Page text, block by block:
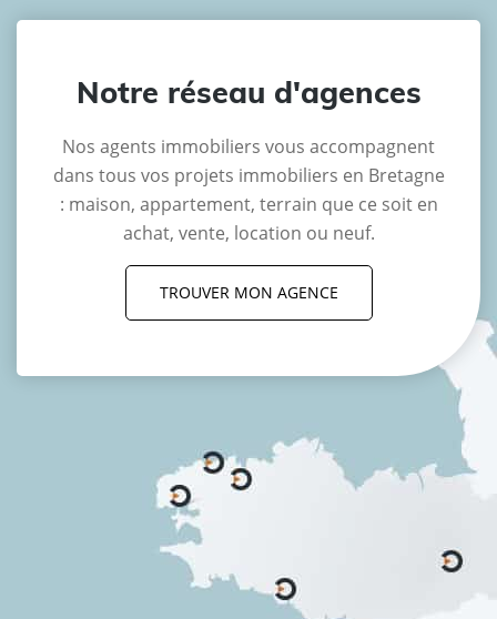
Notre réseau d'agences
Nos agents immobiliers vous accompagnent
dans tous vos projets immobiliers en Bretagne
: maison, appartement, terrain que ce soit en
achat, vente, location ou neuf.
TROUVER MON AGENCE